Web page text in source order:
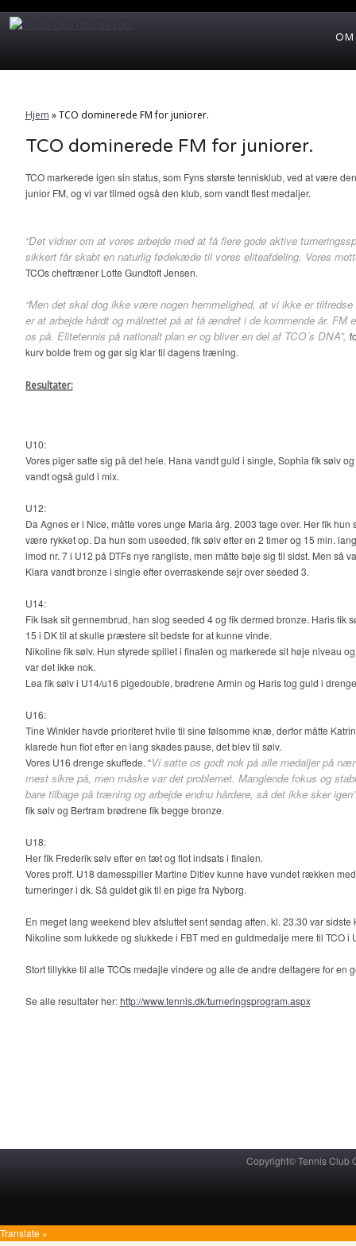
OM
Hjem »TCO dominerede FM for juniorer.
TCO dominerede FM for juniorer.
TCO markerede igen sin status, som Fyns største tennisklub, ved at være
junior FM, og vi var tilmed også den klub, som vandt flest medaljer.
“Det vidner om at vores arbejde med at få flere gode aktive
sikkert får skabt en naturlig fødekæde til vores eliteafdeling. Vores
TCOs cheftræner Lotte Gundtoft Jensen.
“Men det skal dog ikke være nogen hemmelighed, at vi ikke er
er at arbejde hårdt og målrettet på at få ændret i de kommende år. FM
os på. Elitetennis på nationalt plan er og bliver en del af TCO´s DNA”,
kurv bolde frem og gør sig klar til dagens træning.
Resultater:
U10:
Vores piger satte sig på det hele. Hana vandt guld i single, Sophia fik sølv
vandt også guld i mix.
U12:
Da Agnes er i Nice, måtte vores unge Maria årg. 2003 tage over. Her fik
være rykket op. Da hun som useeded, fik sølv efter en 2 timer og 15 min.
imod nr. 7 i U12 på DTFs nye rangliste, men måtte bøje sig til sidst. Men så
Klara vandt bronze i single efter overraskende sejr over seeded 3.
U14:
Fik Isak sit gennembrud, han slog seeded 4 og fik dermed bronze. Haris fik
15 i DK til at skulle præstere sit bedste for at kunne vinde.
Nikoline fik sølv. Hun styrede spillet i finalen og markerede sit høje niveau
var det ikke nok.
Lea fik sølv i U14/u16 pigedouble, brødrene Armin og Haris tog guld i
U16:
Tine Winkler havde prioriteret hvile til sine følsomme knæ, derfor måtte
klarede hun flot efter en lang skades pause, det blev til sølv.
Vores U16 drenge skuffede. “Vi satte os godt nok på alle medaljer på
mest sikre på, men måske var det problemet. Manglende fokus og
bare tilbage på træning og arbejde endnu hårdere, så det ikke sker
fik sølv og Bertram brødrene fik begge bronze.
U18:
Her fik Frederik sølv efter en tæt og flot indsats i finalen.
Vores proff. U18 damesspiller Martine Ditlev kunne have vundet rækken
turneringer i dk. Så guldet gik til en pige fra Nyborg.
En meget lang weekend blev afsluttet sent søndag aften. kl. 23.30 var
Nikoline som lukkede og slukkede i FBT med en guldmedalje mere til TCO i
Stort tillykke til alle TCOs medajle vindere og alle de andre deltagere for en
Se alle resultater her:http://www.tennis.dk/turneringsprogram.aspx
Copyright© Tennis Club
Translate »